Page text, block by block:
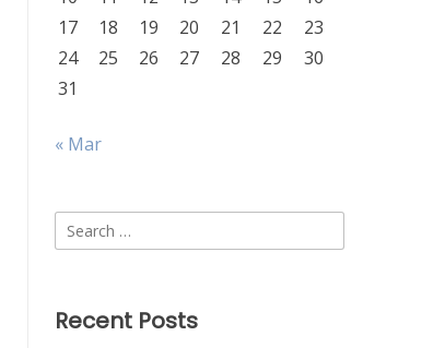
17
18 19 20 21 22
23
24
25 26 27 28 29
30
31
« Mar
Search
for:
Recent Posts